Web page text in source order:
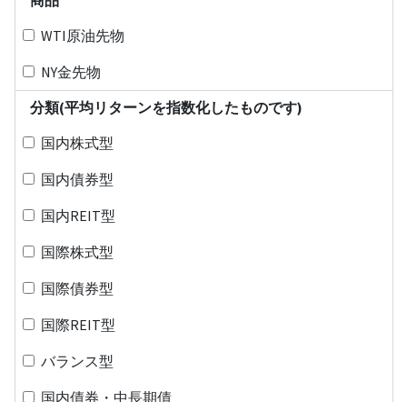
WTI原油先物
NY金先物
分類(平均リターンを指数化したものです)
国内株式型
国内債券型
国内REIT型
国際株式型
国際債券型
国際REIT型
バランス型
国内債券・中長期債